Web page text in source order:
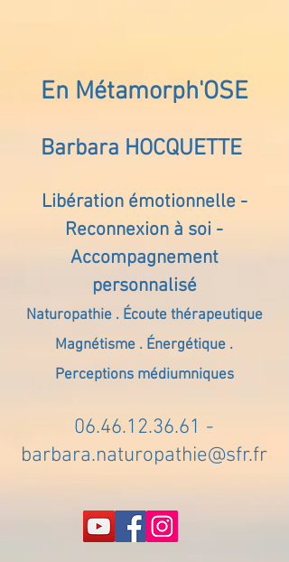
En Métamorph'OSE
Barbara HOCQUETTE
Libération émotionnelle -
Reconnexion à soi -
Accompagnement
personnalisé
Naturopathie . Écoute thérapeutique
Magnétisme . Énergétique .
Perceptions médiumniques
06.46.12.36.61 -
barbara.naturopathie@sfr.fr